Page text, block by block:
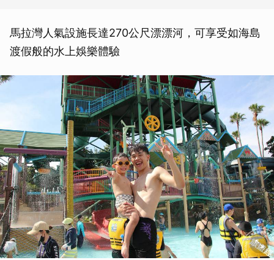
馬拉灣人氣設施長達270公尺漂漂河，可享受如海島
渡假般的水上娛樂體驗